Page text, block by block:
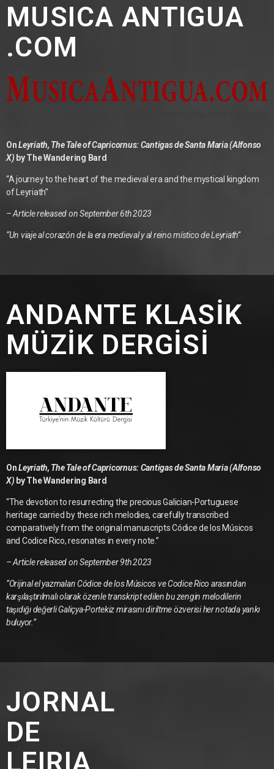
MUSICA ANTIGUA
.COM
OnLeyriath, The Tale of Capricornus: Cantigas de Santa Maria (Alfonso
X) by The Wandering Bard
“A journey to the heart of the medieval era and the mystical kingdom
of Leyriath”
– Article released on September 6th 2023
“Un viaje al corazón de la era medieval y al reino místico de Leyriath”
ANDANTE KLASİK
MÜZİK DERGİSİ
OnLeyriath, The Tale of Capricornus: Cantigas de Santa Maria (Alfonso
X) by The Wandering Bard
“The devotion to resurrecting the precious Galician-Portuguese
heritage carried by these rich melodies, carefully transcribed
comparatively from the original manuscripts Códice de los Músicos
and Codice Rico, resonates in every note.”
– Article released on September 9th 2023
“Orijinal el yazmaları Códice de los Músicos ve Codice Rico arasından
karşılaştırılmalı olarak özenle transkript edilen bu zengin melodilerin
taşıdığı değerli Galiçya-Portekiz mirasını diriltme özverisi her notada yankı
buluyor.”
JORNAL
DE
LEIRIA